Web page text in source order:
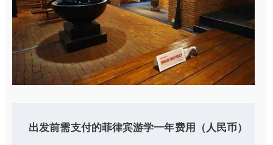
出发前需支付的菲律宾游学一年费用（人民币）